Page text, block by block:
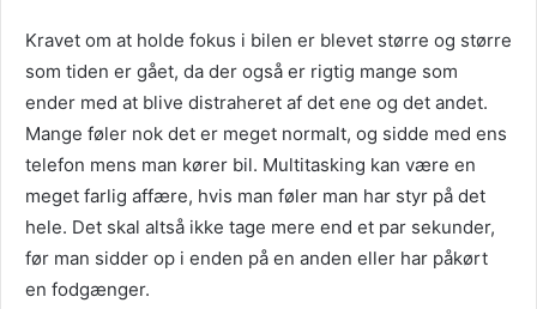
Kravet om at holde fokus i bilen er blevet større og større
som tiden er gået, da der også er rigtig mange som
ender med at blive distraheret af det ene og det andet.
Mange føler nok det er meget normalt, og sidde med ens
telefon mens man kører bil. Multitasking kan være en
meget farlig affære, hvis man føler man har styr på det
hele. Det skal altså ikke tage mere end et par sekunder,
før man sidder op i enden på en anden eller har påkørt
en fodgænger.